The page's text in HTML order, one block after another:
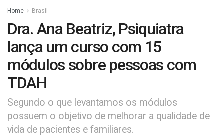
Home Brasil
Dra. Ana Beatriz, Psiquiatra
lança um curso com 15
módulos sobre pessoas com
TDAH
Segundo o que levantamos os módulos
possuem o objetivo de melhorar a qualidade de
vida de pacientes e familiares.